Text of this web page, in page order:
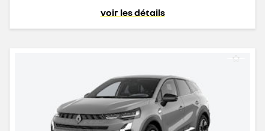
voir les détails